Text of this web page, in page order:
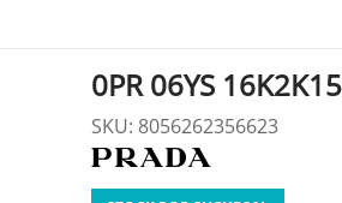
0PR 06YS
SKU: 8056262356623